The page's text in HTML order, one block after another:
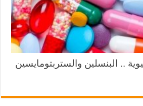
.. البنسلين والستربتومايسين